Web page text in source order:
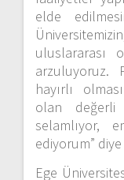
elde
uluslararası
hayırlı
olan değerli
selamlıyor,
ediyorum”
Ege